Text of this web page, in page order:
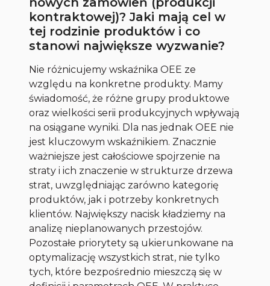
kontraktowej)? Jaki mają cel w
tej rodzinie produktów i co
stanowi największe wyzwanie?
Nie różnicujemy wskaźnika OEE ze
względu na konkretne produkty. Mamy
świadomość, że różne grupy produktowe
oraz wielkości serii produkcyjnych wpływają
na osiągane wyniki. Dla nas jednak OEE nie
jest kluczowym wskaźnikiem. Znacznie
ważniejsze jest całościowe spojrzenie na
straty i ich znaczenie w strukturze drzewa
strat, uwzględniając zarówno kategorię
produktów, jak i potrzeby konkretnych
klientów. Największy nacisk kładziemy na
analizę nieplanowanych przestojów.
Pozostałe priorytety są ukierunkowane na
optymalizację wszystkich strat, nie tylko
tych, które bezpośrednio mieszczą się w